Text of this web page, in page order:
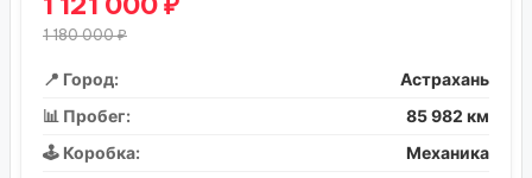
1 180 000 ₽
📍 Город:
Астрахань
📊 Пробег:
85 982 км
🕹️ Коробка:
Механика